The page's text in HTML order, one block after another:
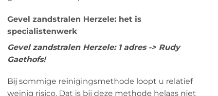
Gevel zandstralen Herzele: het is
specialistenwerk
Gevel zandstralen Herzele: 1 adres -> Rudy
Gaethofs!
Bij sommige reinigingsmethode loopt u relatief
weinig risico. Dat is bij deze methode helaas niet